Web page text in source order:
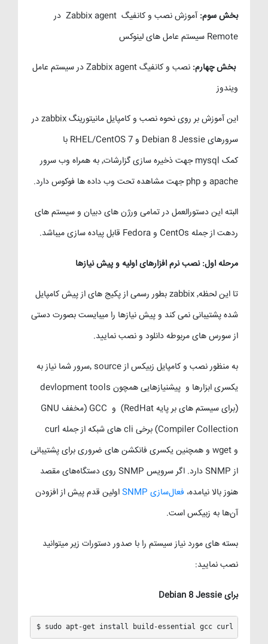
بخش سوم:
آموزش نصب و کانفیگ Zabbix agent در
Remote سیستم عامل های لینوکس
بخش چهارم:
نصب و کانفیگ Zabbix agent در سیستم عامل
ویندوز
این آموزش بر روی نحوه نصب و کامپایل مانیتورینگ zabbix در
سرورهای Debian 8 Jessie و RHEL/CentOS 7 با
کمک mysql جهت ذخیره سازی گزارشات٬ به همراه وب سرور
apache و php جهت مشاهده تحت وب داده ها فوکوس دارد.
البته این دستورالعمل در تمامی ورژن های دبیان و سیستم های
ردهت از جمله CentOs و Fedora قابل پیاده سازی میباشد.
مرحله اول: نصب نرم افزارهای اولیه و پیش نیازها
تا این لحظه٬ zabbix بطور رسمی از پکیج های از پیش کامپایل
شده پشتیبانی نمی کند و پیش نیازها را میبایست بصورت دستی
از سورس های مربوطه دانلود و نصب نمایید.
به منظور نصب و کامپایل زبیکس از source ٬سرور شما نیاز به
یکسری ابزارها و پیشنیازهایی همچون devlopment tools
(برای سیستم های بر پایه RedHat) و GCC (مخفف GNU
Compiler Collection) برخی cli های شبکه از جمله curl
و wget و همچنین یکسری فانکشن های ضروری برای پشتیبانی
از SNMP دارد. اگر سرویس SNMP روی دستگاه‌های مقصد
هنوز بالا نیامده، فعال‌سازی SNMP
اولین قدم پیش از افزودن
آن‌ها به زبیکس است.
بسته های مورد نیاز سیستم را با صدور دستورات زیر میتوانید
نصب نمایید:
برای Debian 8 Jessie
$ sudo apt-get install build-essential gcc curl wget